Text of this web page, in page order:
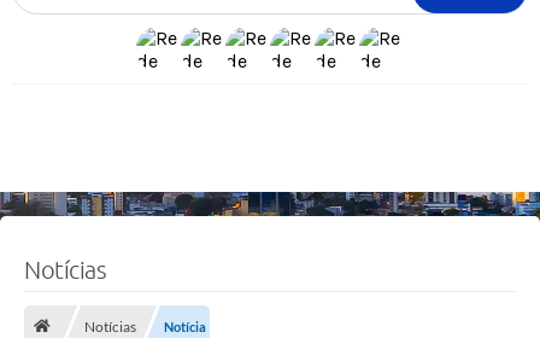
Notícias
Notícias Notícia